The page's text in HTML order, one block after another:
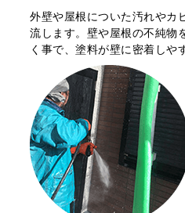
外壁や屋根についた汚れやカ
流します。壁や屋根の不純物
く事で、塗料が壁に密着しや